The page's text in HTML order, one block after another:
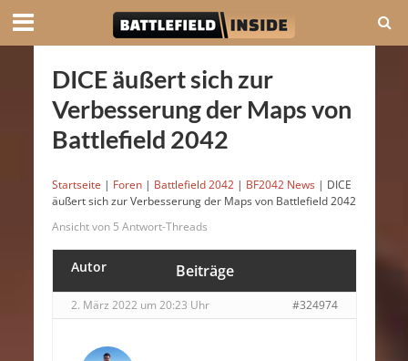
DICE äußert sich zur
Verbesserung der Maps von
Battlefield 2042
Startseite | Foren | Battlefield 2042 | BF2042 News | DICE
äußert sich zur Verbesserung der Maps von Battlefield 2042
Ansicht von 5 Antwort-Threads
Autor Beiträge
2. März 2022 um 20:23 Uhr #324974